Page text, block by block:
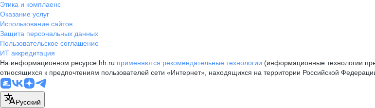
Этика и комплаенс
Оказание услуг
Использование сайтов
Защита персональных данных
Пользовательское соглашение
ИТ аккредитация
На информационном ресурсе hh.ru применяются рекомендательные технологии (информационные технологии
относящихся к предпочтениям пользователей сети «Интернет», находящихся на территории Российской
Русский